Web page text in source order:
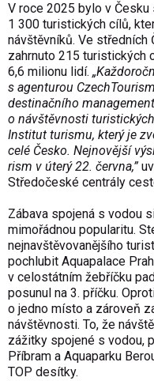
V roce 2025 bylo v
1 300 turistických cílů,
návštěvníků. Ve středních
zahrnuto 215 turistických
6,6 milionu lidí.
s agenturou
destinačního
o návštěvnosti
Institut turismu, který je
celé Česko. Nejnovější
rism v úterý 22. června,”
Středočeské centrály
Zábava spojená s vodou
mimořádnou popularitu.
nejnavštěvova­nějšího
pochlubit Aqu­apalace
v celostátním žebříčku
posunul na 3. příčku.
o jedno místo a zároveň
návštěvnosti. To, že
zážitky spojené s vodou,
Příbram a Aquaparku
TOP desítky.